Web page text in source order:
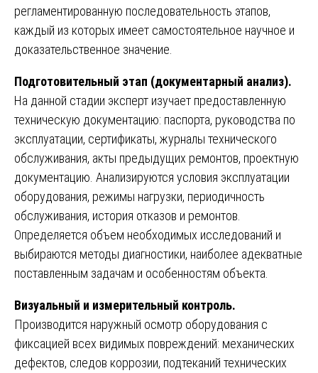
регламентированную последовательность этапов,
каждый из которых имеет самостоятельное научное и
доказательственное значение.
Подготовительный этап (документарный анализ).
На данной стадии эксперт изучает предоставленную
техническую документацию: паспорта, руководства по
эксплуатации, сертификаты, журналы технического
обслуживания, акты предыдущих ремонтов, проектную
документацию. Анализируются условия эксплуатации
оборудования, режимы нагрузки, периодичность
обслуживания, история отказов и ремонтов.
Определяется объем необходимых исследований и
выбираются методы диагностики, наиболее адекватные
поставленным задачам и особенностям объекта.
Визуальный и измерительный контроль.
Производится наружный осмотр оборудования с
фиксацией всех видимых повреждений: механических
дефектов, следов коррозии, подтеканий технических